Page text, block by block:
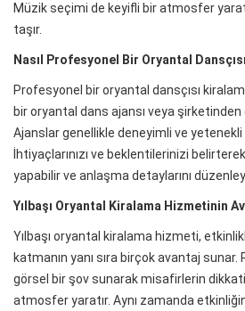
Müzik seçimi de keyifli bir atmosfer
taşır.
Nasıl Profesyonel Bir Oryantal
Profesyonel bir oryantal dansçısı
bir oryantal dans ajansı veya
Ajanslar genellikle deneyimli ve yetenekli
İhtiyaçlarınızı ve beklentilerinizi
yapabilir ve anlaşma detaylarını
Yılbaşı Oryantal Kiralama Hizmetinin
Yılbaşı oryantal kiralama hizmeti,
katmanın yanı sıra birçok avantaj sunar.
görsel bir şov sunarak misafirlerin
atmosfer yaratır. Aynı zamanda